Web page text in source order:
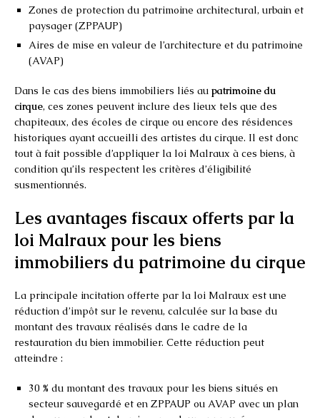
Zones de protection du patrimoine architectural, urbain et
paysager (ZPPAUP)
Aires de mise en valeur de l’architecture et du patrimoine
(AVAP)
Dans le cas des biens immobiliers liés au patrimoine du
cirque, ces zones peuvent inclure des lieux tels que des
chapiteaux, des écoles de cirque ou encore des résidences
historiques ayant accueilli des artistes du cirque. Il est donc
tout à fait possible d’appliquer la loi Malraux à ces biens, à
condition qu’ils respectent les critères d’éligibilité
susmentionnés.
Les avantages fiscaux offerts par la
loi Malraux pour les biens
immobiliers du patrimoine du cirque
La principale incitation offerte par la loi Malraux est une
réduction d’impôt sur le revenu, calculée sur la base du
montant des travaux réalisés dans le cadre de la
restauration du bien immobilier. Cette réduction peut
atteindre :
30 % du montant des travaux pour les biens situés en
secteur sauvegardé et en ZPPAUP ou AVAP avec un plan